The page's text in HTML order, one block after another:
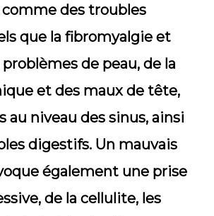
des troubles
que la fibromyalgie et
problèmes de peau, de la
et des maux de tête,
au niveau des sinus, ainsi
digestifs. Un mauvais
également une prise
de la cellulite, les